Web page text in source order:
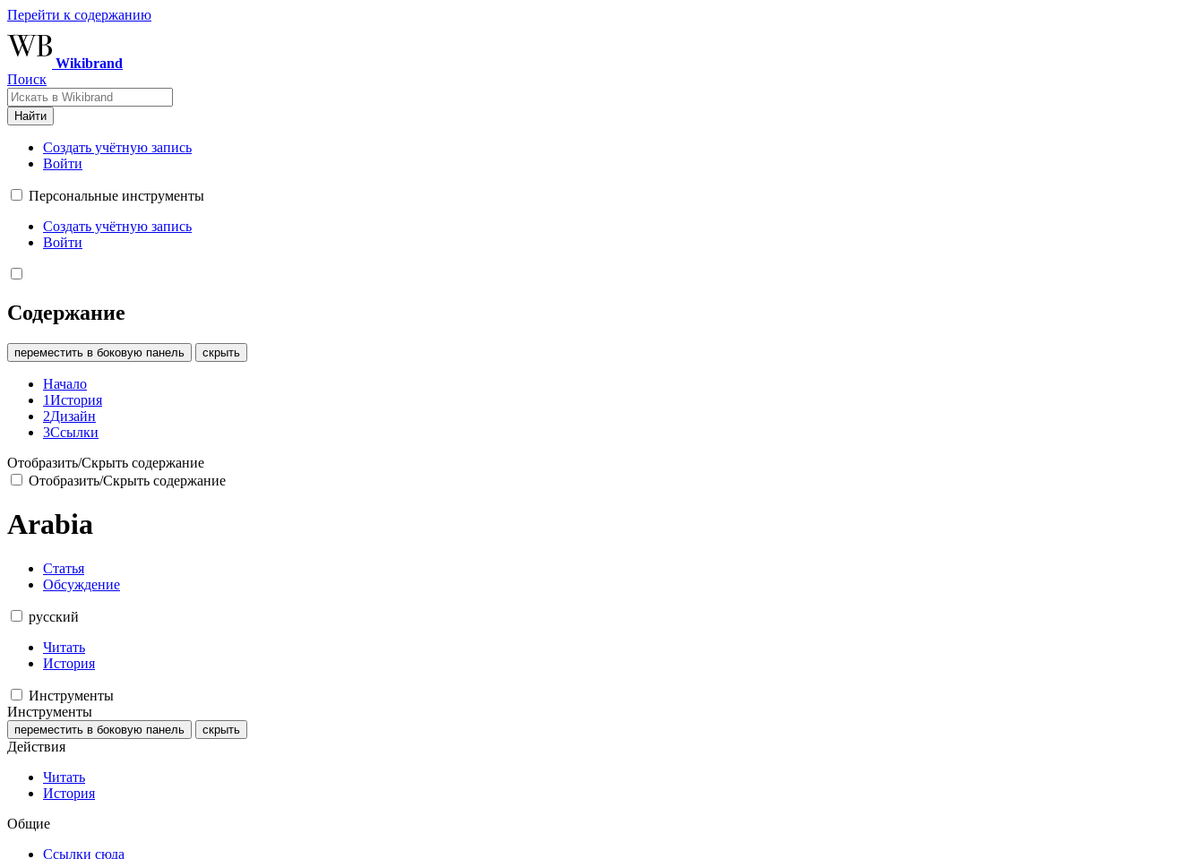
Перейти к содержанию
Wikibrand
Поиск
Найти
Создать учётную запись
Войти
Персональные инструменты
Создать учётную запись
Войти
Содержание
переместить в боковую панель скрыть
Начало
1История
2Дизайн
3Ссылки
Отобразить/Скрыть содержание
Отобразить/Скрыть содержание
Arabia
Статья
Обсуждение
русский
Читать
История
Инструменты
Инструменты
переместить в боковую панель скрыть
Действия
Читать
История
Общие
Ссылки сюда